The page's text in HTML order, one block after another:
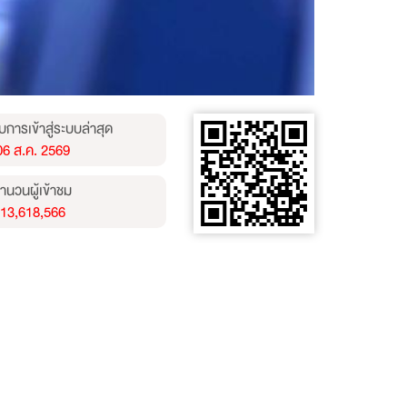
ารเข้าสู่ระบบล่าสุด
ส.ค. 2569
นวนผู้เข้าชม
13,618,566